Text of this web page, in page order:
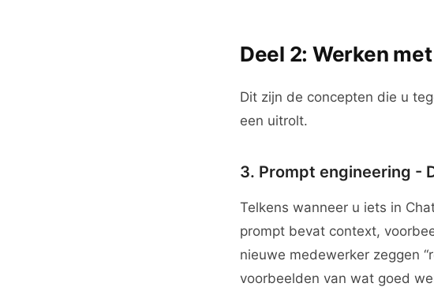
Deel 2: Werken
Dit zijn de concepten die u
een uitrolt.
3. Prompt engineering -
Telkens wanneer u iets in
prompt bevat context,
nieuwe medewerker zeggen
voorbeelden van wat goed